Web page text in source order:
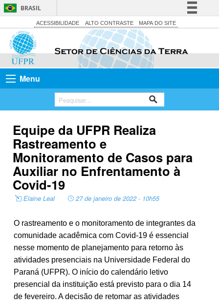
BRASIL
Simplifique!
Comunica BR
Participe
Acesso à informação
Canais
ACESSIBILIDADE ALTO CONTRASTE MAPA DO SITE
Menu
Equipe da UFPR Realiza
Rastreamento e
Monitoramento de Casos para
Auxiliar no Enfrentamento à
Covid-19
Elaine Leal 27 de janeiro de 2022 - 10h55
O rastreamento e o monitoramento de integrantes da
comunidade acadêmica com Covid-19 é essencial
nesse momento de planejamento para retorno às
atividades presenciais na Universidade Federal do
Paraná (UFPR). O início do calendário letivo
presencial da instituição está previsto para o dia 14
de fevereiro. A decisão de retomar as atividades